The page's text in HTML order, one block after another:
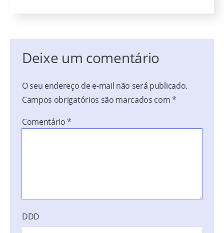
Deixe um comentário
O seu endereço de e-mail não será publicado.
Campos obrigatórios são marcados com*
Comentário*
DDD